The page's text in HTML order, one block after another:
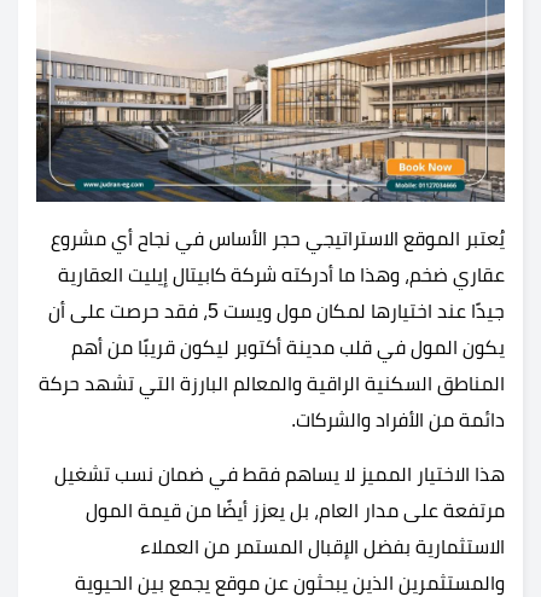
يُعتبر الموقع الاستراتيجي حجر الأساس في نجاح أي مشروع
عقاري ضخم، وهذا ما أدركته شركة كابيتال إيليت العقارية
جيدًا عند اختيارها لمكان مول ويست 5، فقد حرصت على أن
يكون المول في قلب مدينة أكتوبر ليكون قريبًا من أهم
المناطق السكنية الراقية والمعالم البارزة التي تشهد حركة
دائمة من الأفراد والشركات.
هذا الاختيار المميز لا يساهم فقط في ضمان نسب تشغيل
مرتفعة على مدار العام، بل يعزز أيضًا من قيمة المول
الاستثمارية بفضل الإقبال المستمر من العملاء
والمستثمرين الذين يبحثون عن موقع يجمع بين الحيوية